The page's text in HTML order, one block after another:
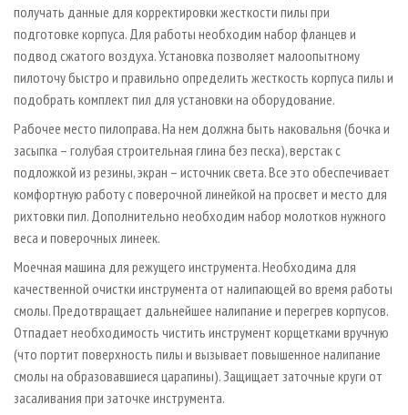
получать данные для корректировки жесткости пилы при
подготовке корпуса. Для работы необходим набор фланцев и
подвод сжатого воздуха. Установка позволяет малоопытному
пилоточу быстро и правильно определить жесткость корпуса пилы и
подобрать комплект пил для установки на оборудование.
Рабочее место пилоправа. На нем должна быть наковальня (бочка и
засыпка – голубая строительная глина без песка), верстак с
подложкой из резины, экран – источник света. Все это обеспечивает
комфортную работу с поверочной линейкой на просвет и место для
рихтовки пил. Дополнительно необходим набор молотков нужного
веса и поверочных линеек.
Моечная машина для режущего инструмента. Необходима для
качественной очистки инструмента от налипающей во время работы
смолы. Предотвращает дальнейшее налипание и перегрев корпусов.
Отпадает необходимость чистить инструмент корщетками вручную
(что портит поверхность пилы и вызывает повышенное налипание
смолы на образовавшиеся царапины). Защищает заточные круги от
засаливания при заточке инструмента.